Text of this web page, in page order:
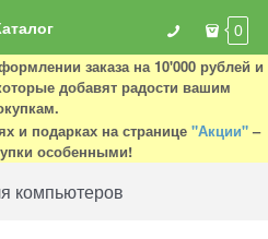
0
заказа на 10'000 рублей и
добавят радости вашим
и подарках на странице "Акции" –
особенными!
компьютеров